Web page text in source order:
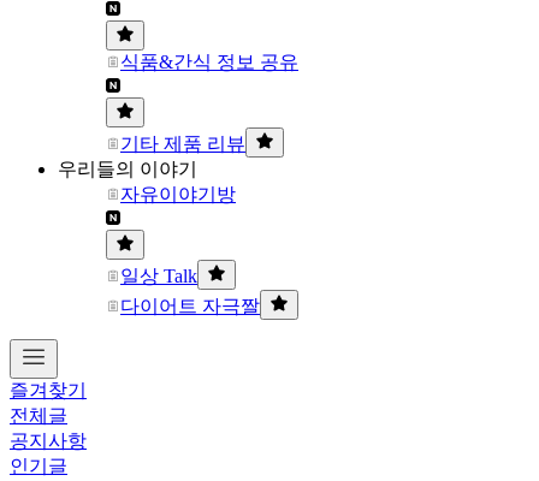
식품&간식 정보 공유
기타 제품 리뷰
우리들의 이야기
자유이야기방
일상 Talk
다이어트 자극짤
즐겨찾기
전체글
공지사항
인기글